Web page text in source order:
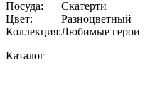
Посуда:
Скатерти
Цвет:
Разноцветный
Коллекция:Любимые герои
Каталог